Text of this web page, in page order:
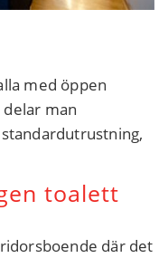
med öppen
delar man
toalett
där det